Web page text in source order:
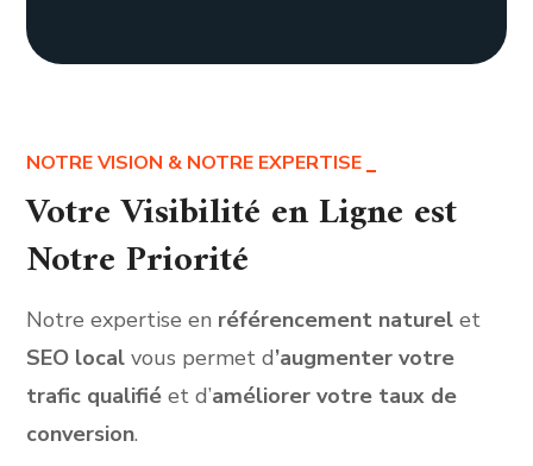
NOTRE VISION & NOTRE EXPERTISE
Votre Visibilité en Ligne est
Notre Priorité
Notre expertise en référencement naturel et
SEO local vous permet d’augmenter votre
trafic qualifié et d’améliorer votre taux de
conversion.